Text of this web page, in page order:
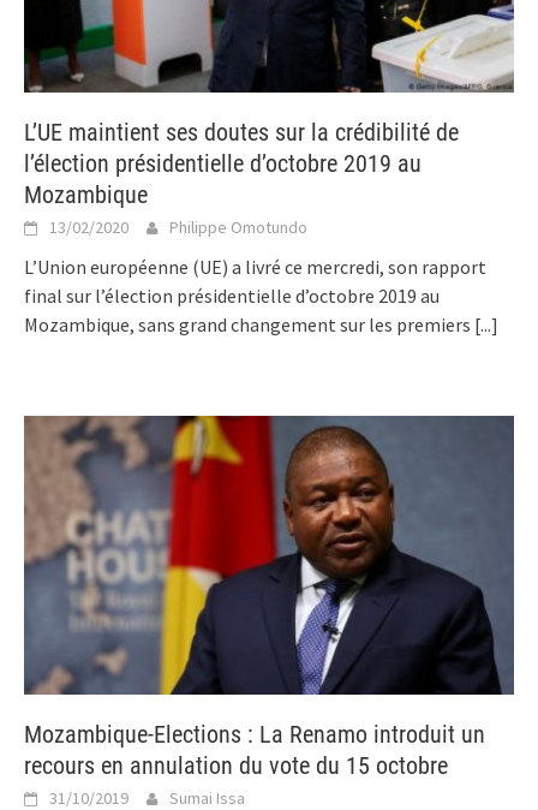
L’UE maintient ses doutes sur la crédibilité de
l’élection présidentielle d’octobre 2019 au
Mozambique
13/02/2020 Philippe Omotundo
L’Union européenne (UE) a livré ce mercredi, son rapport
final sur l’élection présidentielle d’octobre 2019 au
Mozambique, sans grand changement sur les premiers [...]
Mozambique-Elections : La Renamo introduit un
recours en annulation du vote du 15 octobre
31/10/2019 Sumai Issa